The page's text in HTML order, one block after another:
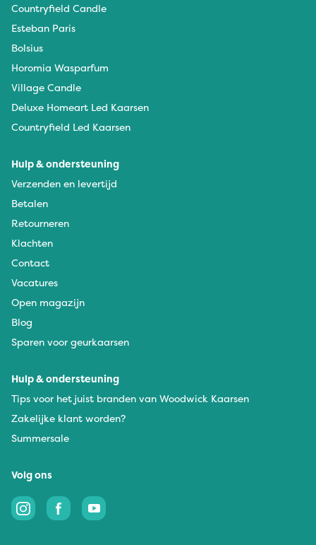
Countryfield Candle
Esteban Paris
Bolsius
Horomia Wasparfum
Village Candle
Deluxe Homeart Led Kaarsen
Countryfield Led Kaarsen
Hulp & ondersteuning
Verzenden en levertijd
Betalen
Retourneren
Klachten
Contact
Vacatures
Open magazijn
Blog
Sparen voor geurkaarsen
Hulp & ondersteuning
Tips voor het juist branden van Woodwick Kaarsen
Zakelijke klant worden?
Summersale
Volg ons